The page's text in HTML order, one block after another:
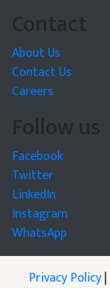
Contact
About Us
Contact Us
Careers
Follow us
Facebook
Twitter
LinkedIn
Instagram
WhatsApp
Privacy Policy|